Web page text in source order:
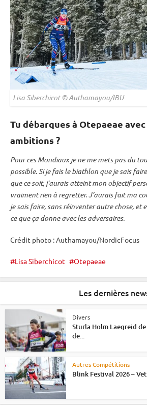
Lisa Siberchicot © Authamayou/IBU
Tu débarques à Otepaeae
ambitions ?
Pour ces Mondiaux je ne me mets pas du
possible. Si je fais le biathlon que je sais
que ce soit, j’aurais atteint mon objectif
vraiment rien à regretter. J’aurais fait ma
je sais faire, sans réinventer autre chose, et
ce que ça donne avec les adversaires.
Crédit photo : Authamayou/NordicFocus
Lisa Siberchicot Otepaeae
Les dernières
Divers
Sturla Holm Laegreid
de...
Autres Compétitions
Blink Festival 2026 –